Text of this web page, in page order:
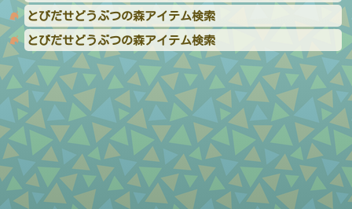
とびだせどうぶつの森アイテム検索
とびだせどうぶつの森アイテム検索